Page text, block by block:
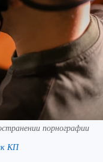
порнографии
КП